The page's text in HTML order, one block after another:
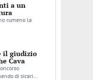
a un
rumeno la
il giudizio
Cava
di sicari…